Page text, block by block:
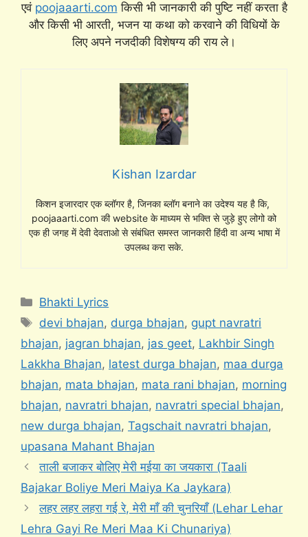
एवं poojaaarti.com किसी भी जानकारी की पुष्टि नहीं करता है
और किसी भी आरती, भजन या कथा को करवाने की विधियों के
लिए अपने नजदीकी विशेषग्य की राय ले।
Kishan Izardar
किशन इजारदार एक ब्लॉगर है, जिनका ब्लॉग बनाने का उदेश्य यह है कि,
poojaaarti.com की website के माध्यम से भक्ति से जुड़े हुए लोगो को
एक ही जगह में देवी देवताओ से संबंधित समस्त जानकारी हिंदी वा अन्य भाषा में
उपलब्ध करा सके.
Categories
Bhakti Lyrics
Tags
devi bhajan, durga bhajan, gupt navratri
bhajan, jagran bhajan, jas geet, Lakhbir Singh
Lakkha Bhajan, latest durga bhajan, maa durga
bhajan, mata bhajan, mata rani bhajan, morning
bhajan, navratri bhajan, navratri special bhajan,
new durga bhajan, Tagschait navratri bhajan,
upasana Mahant Bhajan
ताली बजाकर बोलिए मेरी मईया का जयकारा (Taali
Bajakar Boliye Meri Maiya Ka Jaykara)
लहर लहर लहरा गई रे, मेरी माँ की चुनरियाँ (Lehar Lehar
Lehra Gayi Re Meri Maa Ki Chunariya)